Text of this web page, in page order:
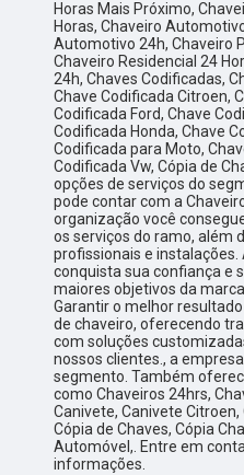
Horas Mais Próximo,
Horas, Chaveiro
Automotivo 24h, Chaveiro
Chaveiro Residencial 24
24h, Chaves Codificadas,
Chave Codificada Citroen,
Codificada Ford, Chave
Codificada Honda, Chave
Codificada para Moto,
Codificada Vw, Cópia de
opções de serviços do
pode contar com a
organização você
os serviços do ramo, além
profissionais e instalações.
conquista sua confiança e
maiores objetivos da
Garantir o melhor
de chaveiro, oferecendo
com soluções
nossos clientes., a
segmento. Também
como Chaveiros 24hrs,
Canivete, Canivete
Cópia de Chaves, Cópia
Automóvel,. Entre em
informações.